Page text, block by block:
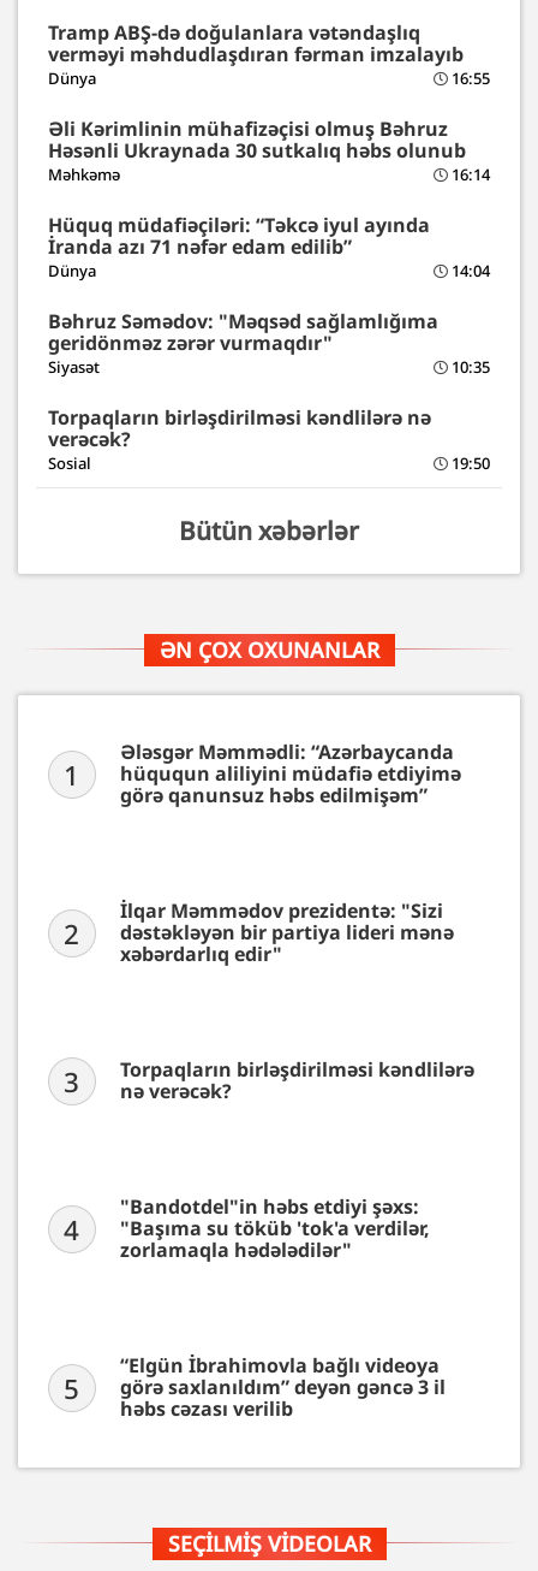
Tramp ABŞ-də doğulanlara vətəndaşlıq
verməyi məhdudlaşdıran fərman imzalayıb
Dünya 16:55
Əli Kərimlinin mühafizəçisi olmuş Bəhruz
Həsənli Ukraynada 30 sutkalıq həbs olunub
Məhkəmə 16:14
Hüquq müdafiəçiləri: “Təkcə iyul ayında
İranda azı 71 nəfər edam edilib”
Dünya 14:04
Bəhruz Səmədov: "Məqsəd sağlamlığıma
geridönməz zərər vurmaqdır"
Siyasət 10:35
Torpaqların birləşdirilməsi kəndlilərə nə
verəcək?
Sosial 19:50
Bütün xəbərlər
ƏN ÇOX OXUNANLAR
1
Ələsgər Məmmədli: “Azərbaycanda
hüququn aliliyini müdafiə etdiyimə
görə qanunsuz həbs edilmişəm”
2
İlqar Məmmədov prezidentə: "Sizi
dəstəkləyən bir partiya lideri mənə
xəbərdarlıq edir"
3
Torpaqların birləşdirilməsi kəndlilərə
nə verəcək?
4
"Bandotdel"in həbs etdiyi şəxs:
"Başıma su töküb 'tok'a verdilər,
zorlamaqla hədələdilər"
5
“Elgün İbrahimovla bağlı videoya
görə saxlanıldım” deyən gəncə 3 il
həbs cəzası verilib
SEÇILMIŞ VIDEOLAR